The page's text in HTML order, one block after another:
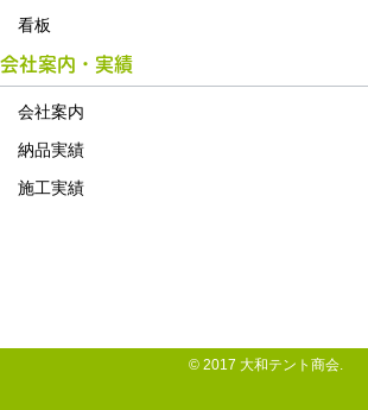
看板
会社案内・実績
会社案内
納品実績
施工実績
© 2017 大和テント商会.